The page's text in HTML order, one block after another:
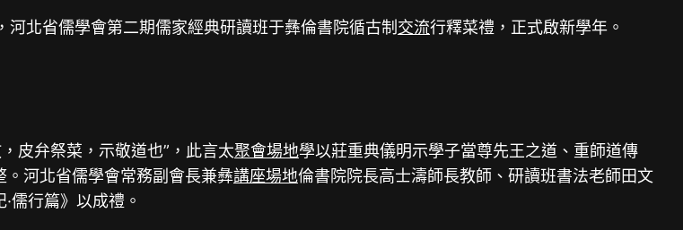
北省儒學會第二期儒家經典研讀班于彝倫書院循古制 交流行釋菜禮，正式啟新學年。
皮弁祭菜，示敬道也”，此言太聚會場地學以莊重典儀明示學子當尊先王之道、重師道傳
河北省儒學會常務副會長兼彝講座場地倫書院院長高士濤師長教師、研讀班書法老師田文
儒行篇》以成禮。